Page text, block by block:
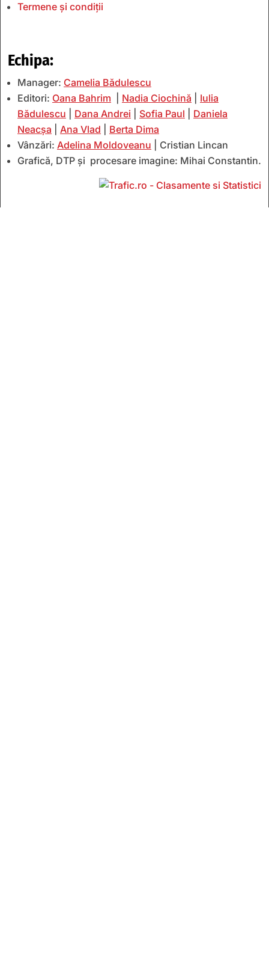
Termene și condiții
Echipa:
Manager: Camelia Bădulescu
Editori: Oana Bahrim Nadia Ciochină
Iulia
Bădulescu
Dana Andrei Sofia Paul
Daniela
Neacșa
Ana Vlad
Berta Dima
Vânzări: Adelina Moldoveanu | Cristian Lincan
Grafică, DTP și procesare imagine: Mihai Constantin.